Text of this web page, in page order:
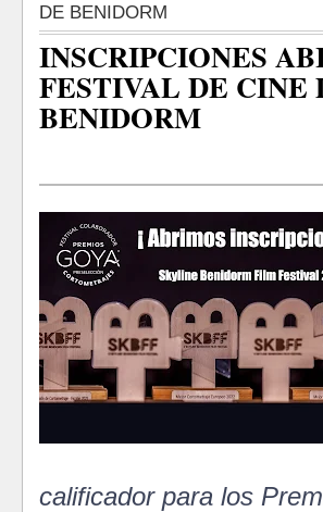
DE BENIDORM
INSCRIPCIONES
FESTIVAL DE CINE
BENIDORM
calificador para los